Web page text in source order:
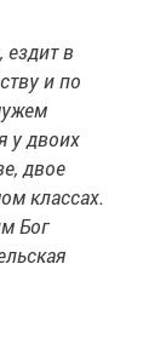
в
и по
у двоих
двое
классах.
Бог